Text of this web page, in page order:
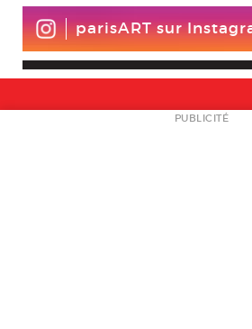
parisART sur
NEWSLETTER
PUBLICITÉ